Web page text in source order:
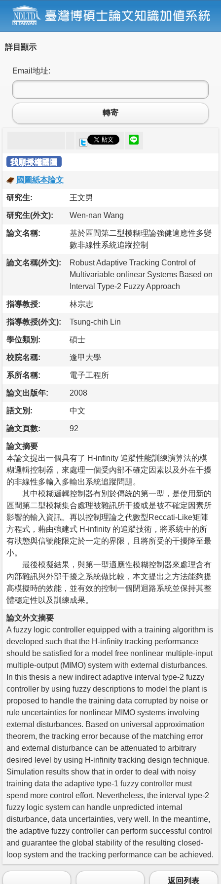
詳目顯示
Email地址:
轉寄
我願授權國圖
國圖紙本論文
研究生: 王文男
研究生(外文): Wen-nan Wang
論文名稱:
基於區間第二型模糊理論強健適應性多變
數非線性系統追蹤控制
論文名稱(外文):
Robust Adaptive Tracking Control of
Multivariable onlinear Systems Based on
Interval Type-2 Fuzzy Approach
指導教授: 林宗志
指導教授(外文): Tsung-chih Lin
學位類別: 碩士
校院名稱: 逢甲大學
系所名稱: 電子工程所
論文出版年: 2008
語文別: 中文
論文頁數: 92
論文摘要
本論文提出一個具有了 H-infinity 追蹤性能訓練演算法的模
糊邏輯控制器，來處理一個受內部不確定因素以及外在干擾
的非線性多輸入多輸出系統追蹤問題。
其中模糊邏輯控制器有別於傳統的第一型，是使用新的
區間第二型模糊集合處理被雜訊所干擾或是被不確定因素所
影響的輸入資訊。再以控制理論之代數型Reccati-Like矩陣
方程式，藉由強建式 H-infinity 的追蹤技術，將系統中的所
有狀態與信號能限定於一定的界限，且將所受的干擾降至最
小。
最後模擬結果，與第一型適應性模糊控制器來處理含有
內部雜訊與外部干擾之系統做比較，本文提出之方法能夠提
高模擬時的效能，並有效的控制一個閉迴路系統並保持其整
體穩定性以及訓練成果。
論文外文摘要
A fuzzy logic controller equipped with a training algorithm is
developed such that the H-infinity tracking performance
should be satisfied for a model free nonlinear multiple-input
multiple-output (MIMO) system with external disturbances.
In this thesis a new indirect adaptive interval type-2 fuzzy
controller by using fuzzy descriptions to model the plant is
proposed to handle the training data corrupted by noise or
rule uncertainties for nonlinear MIMO systems involving
external disturbances. Based on universal approximation
theorem, the tracking error because of the matching error
and external disturbance can be attenuated to arbitrary
desired level by using H-infinity tracking design technique.
Simulation results show that in order to deal with noisy
training data the adaptive type-1 fuzzy controller must
spend more control effort. Nevertheless, the interval type-2
fuzzy logic system can handle unpredicted internal
disturbance, data uncertainties, very well. In the meantime,
the adaptive fuzzy controller can perform successful control
and guarantee the global stability of the resulting closed-
loop system and the tracking performance can be achieved.
返回列表